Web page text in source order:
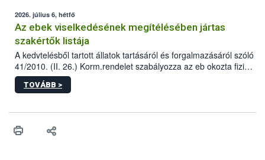
2026. július 6, hétfő
Az ebek viselkedésének megítélésében jártas
szakértők listája
A kedvtelésből tartott állatok tartásáról és forgalmazásáról szóló
41/2010. (II. 26.) Korm.rendelet szabályozza az eb okozta fizikai
sérülés, illetve ennek veszélye keletkezésekor felmerülő
hatósági feladatokat, valamint a veszélyes eb tartását és annak
vonni az ebek viselkedésének megítélésében jártas szakértőt.
TOVÁBB >